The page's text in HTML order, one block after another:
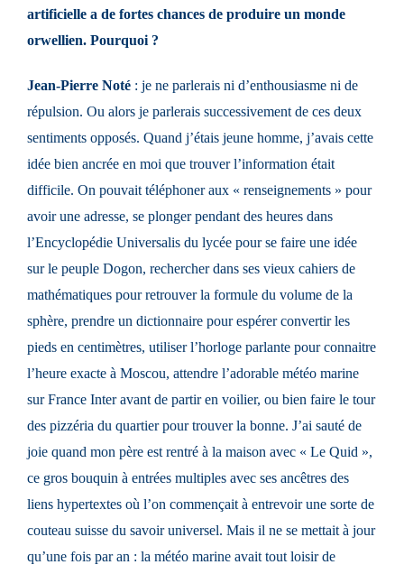
artificielle a de fortes chances de produire un monde
orwellien. Pourquoi ?
Jean-Pierre Noté : je ne parlerais ni d’enthousiasme ni de
répulsion. Ou alors je parlerais successivement de ces deux
sentiments opposés. Quand j’étais jeune homme, j’avais cette
idée bien ancrée en moi que trouver l’information était
difficile. On pouvait téléphoner aux « renseignements » pour
avoir une adresse, se plonger pendant des heures dans
l’Encyclopédie Universalis du lycée pour se faire une idée
sur le peuple Dogon, rechercher dans ses vieux cahiers de
mathématiques pour retrouver la formule du volume de la
sphère, prendre un dictionnaire pour espérer convertir les
pieds en centimètres, utiliser l’horloge parlante pour connaitre
l’heure exacte à Moscou, attendre l’adorable météo marine
sur France Inter avant de partir en voilier, ou bien faire le tour
des pizzéria du quartier pour trouver la bonne. J’ai sauté de
joie quand mon père est rentré à la maison avec « Le Quid »,
ce gros bouquin à entrées multiples avec ses ancêtres des
liens hypertextes où l’on commençait à entrevoir une sorte de
couteau suisse du savoir universel. Mais il ne se mettait à jour
qu’une fois par an : la météo marine avait tout loisir de